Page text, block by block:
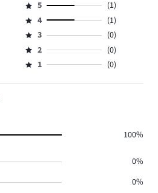
Evaluare
5,
numărul
de
voturi
1.
5
(1)
Evaluare
4,
numărul
de
1.
4
(1)
Evaluare
3,
numărul
3
(0)
Evaluare
2,
2
(0)
Evaluare
1,
1 (0)
100%
0%
0%